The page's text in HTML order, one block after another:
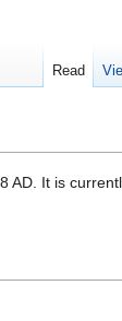
It is
Read